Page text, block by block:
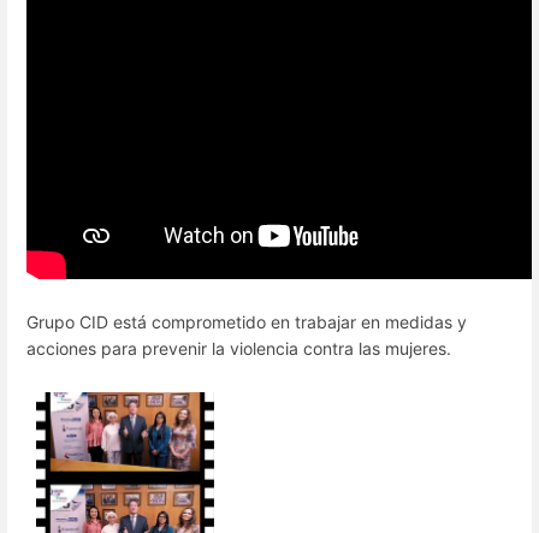
Grupo CID está comprometido en trabajar en medidas y
acciones para prevenir la violencia contra las mujeres.